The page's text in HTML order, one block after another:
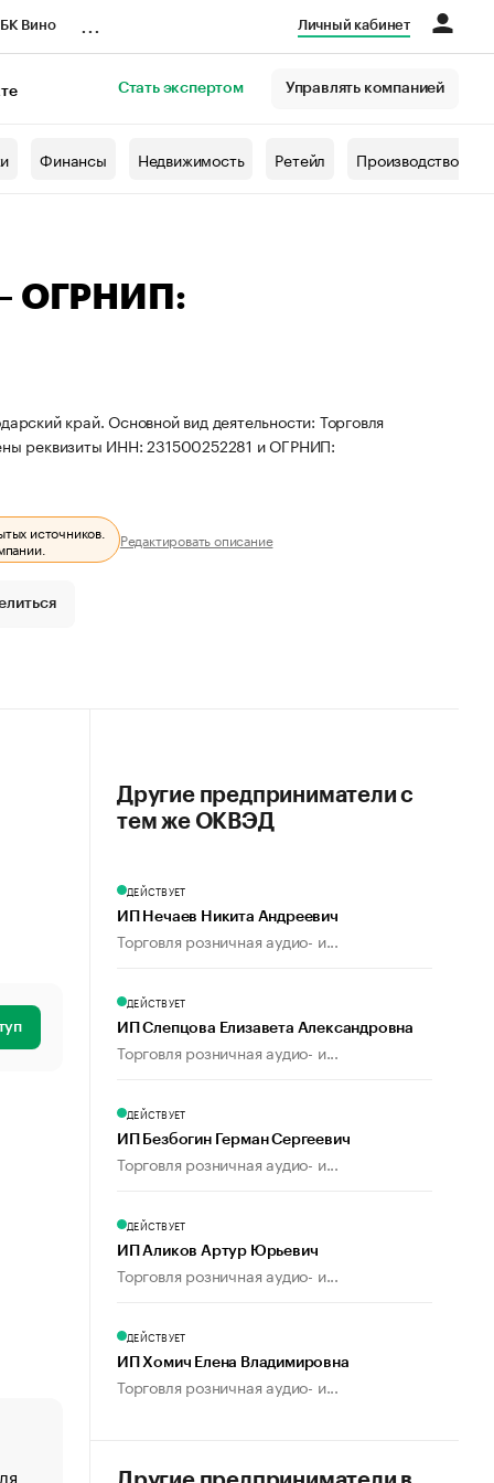
Вино Личный кабинет
Стать экспертом Управлять компанией
Финансы Недвижимость Ретейл Производство
ОГРНИП:
край. Основной вид деятельности: Торговля
реквизиты ИНН: 231500252281 и ОГРНИП:
источников.
Редактировать описание
«От спорта тело стареет иначе». Как живет глава
Другие предприниматели с
тем же ОКВЭД
ДЕЙСТВУЕТ
ИП Нечаев Никита Андреевич
Торговля розничная аудио- и...
ДЕЙСТВУЕТ
ИП Слепцова Елизавета Александровна
Торговля розничная аудио- и...
ДЕЙСТВУЕТ
ИП Безбогин Герман Сергеевич
Торговля розничная аудио- и...
ДЕЙСТВУЕТ
ИП Аликов Артур Юрьевич
Торговля розничная аудио- и...
ДЕЙСТВУЕТ
ИП Хомич Елена Владимировна
Торговля розничная аудио- и...